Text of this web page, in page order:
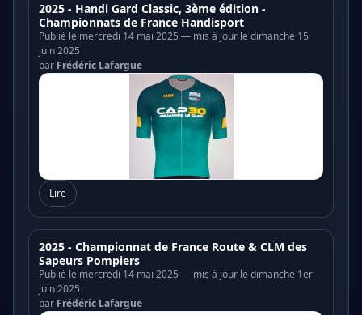
2025 - Handi Gard Classic, 3ème édition -
Championnats de France Handisport
Publié le mercredi 14 mai 2025 — mis à jour le dimanche 15
juin 2025
par Frédéric Lafargue
Lire
2025 - Championnat de France Route & CLM des
Sapeurs Pompiers
Publié le mercredi 14 mai 2025 — mis à jour le dimanche 1er
juin 2025
par Frédéric Lafargue